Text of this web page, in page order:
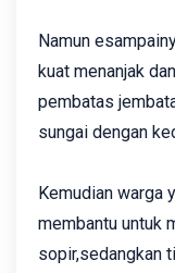
Namun
kuat menanjak
pembatas
sungai dengan
Kemudian warga
membantu untuk
sopir,sedangkan